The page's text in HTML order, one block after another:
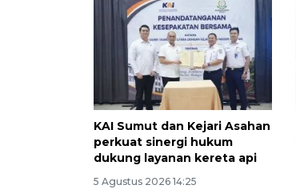
KAI Sumut dan Kejari Asahan
perkuat sinergi hukum
dukung layanan kereta api
5 Agustus 2026 14:25